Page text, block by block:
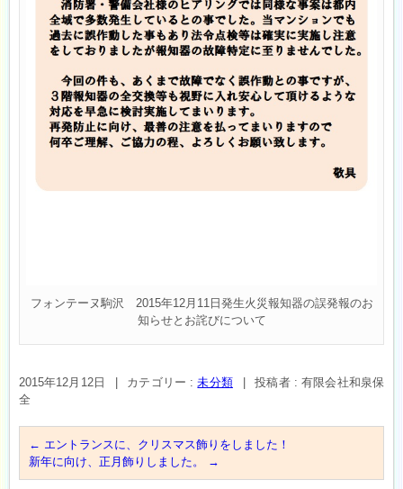
フォンテーヌ駒沢 2015年12月11日発生火災報知器の誤発報のお
知らせとお詫びについて
2015年12月12日 カテゴリー :未分類
投稿者 : 有限会社和泉保
全
← エントランスに、クリスマス飾りをしました！
新年に向け、正月飾りしました。
→